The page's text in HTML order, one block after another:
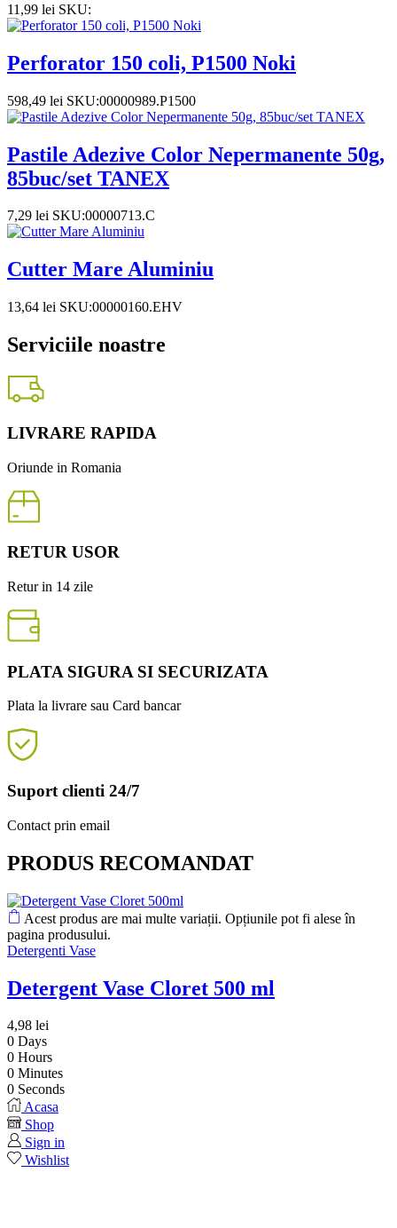
11,99 lei SKU:
Perforator 150 coli, P1500 Noki
598,49 lei SKU:00000989.P1500
Pastile Adezive Color Nepermanente 50g,
85buc/set TANEX
7,29 lei SKU:00000713.C
Cutter Mare Aluminiu
13,64 lei SKU:00000160.EHV
Serviciile noastre
LIVRARE RAPIDA
Oriunde in Romania
RETUR USOR
Retur in 14 zile
PLATA SIGURA SI SECURIZATA
Plata la livrare sau Card bancar
Suport clienti 24/7
Contact prin email
PRODUS RECOMANDAT
Acest produs are mai multe variații. Opțiunile pot fi alese în
pagina produsului.
Detergenti Vase
Detergent Vase Cloret 500 ml
4,98 lei
0 Days
0 Hours
0 Minutes
0 Seconds
Acasa
Shop
Sign in
Wishlist